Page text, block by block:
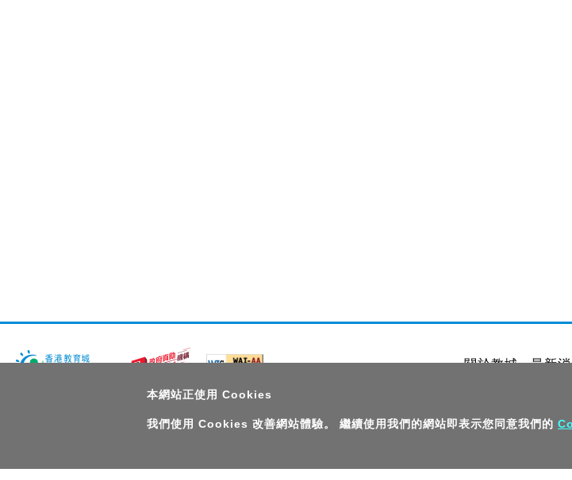
關於教城 最新
私隱政策聲明 服
本網站正使用 Cookies
我們使用 Cookies 改善網站體驗。 繼續使用我們的網站即表示您同意我們的